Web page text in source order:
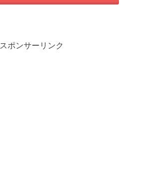
スポンサーリンク